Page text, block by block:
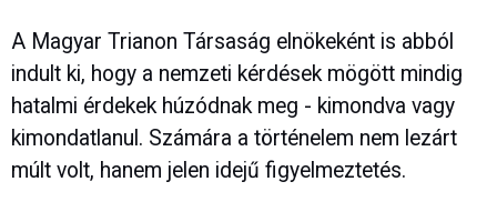
A Magyar Trianon Társaság elnökeként is abból
indult ki, hogy a nemzeti kérdések mögött mindig
hatalmi érdekek húzódnak meg - kimondva vagy
kimondatlanul. Számára a történelem nem lezárt
múlt volt, hanem jelen idejű figyelmeztetés.